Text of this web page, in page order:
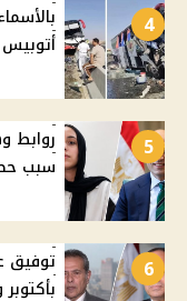
4
5
روابط
سبب حصول
6